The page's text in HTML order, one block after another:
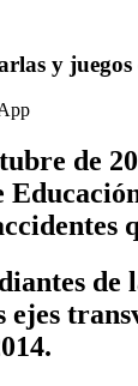
y
de
ejes